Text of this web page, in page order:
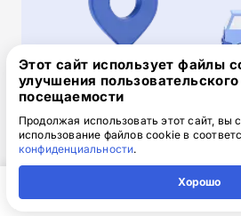
Скачайте заявку
Скачайте шаблон, заполните и
Этот сайт использует файлы
улучшения
посещаемости
Продолжая использовать этот сайт, вы
использование файлов cookie в
конфиденциальности.
Хорошо